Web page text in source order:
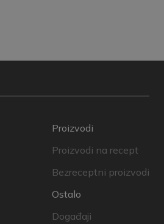
Proizvodi
Proizvodi na recept
Bezreceptni proizvodi
Ostalo
Događaji